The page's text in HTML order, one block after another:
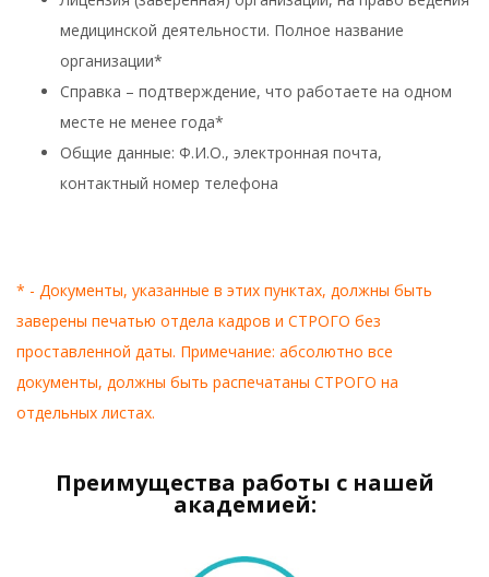
медицинской деятельности. Полное название
организации*
Справка – подтверждение, что работаете на одном
месте не менее года*
Общие данные: Ф.И.О., электронная почта,
контактный номер телефона
* - Документы, указанные в этих пунктах, должны быть
заверены печатью отдела кадров и СТРОГО без
проставленной даты. Примечание: абсолютно все
документы, должны быть распечатаны СТРОГО на
отдельных листах.
Преимущества работы с нашей
академией: